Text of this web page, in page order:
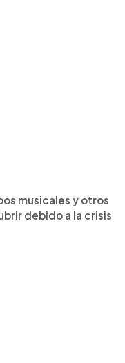
musicales y otros
debido a la crisis